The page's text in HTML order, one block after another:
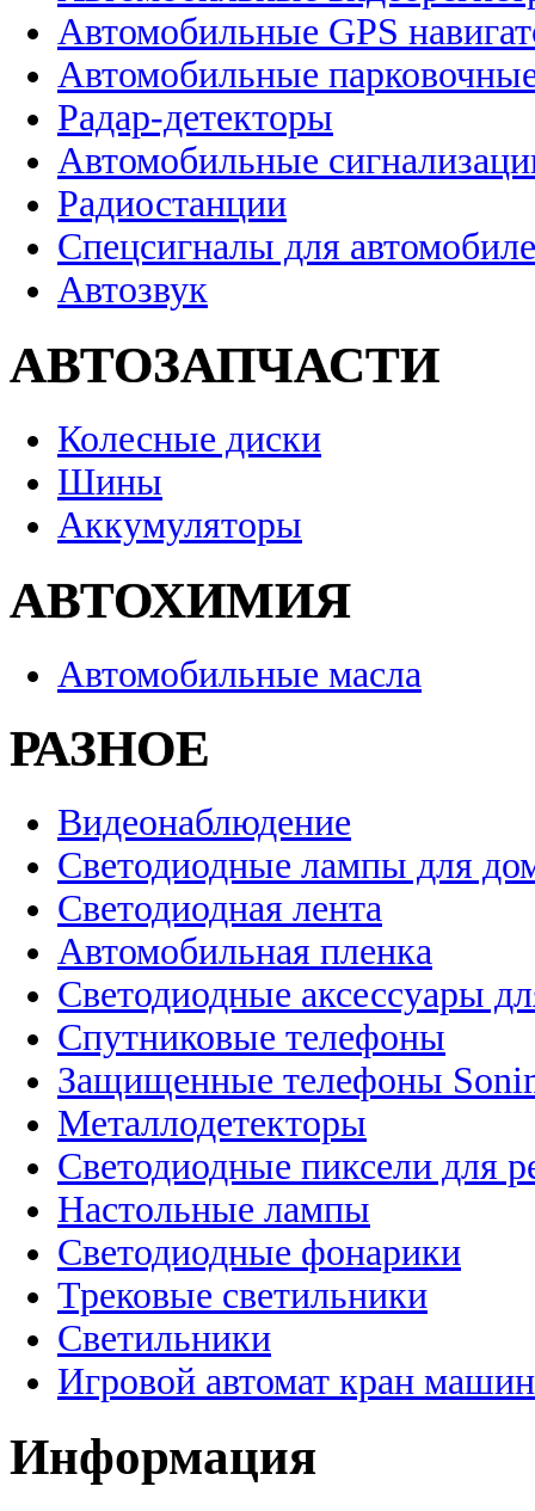
Автомобильные GPS
Автомобильные
Радар-детекторы
Автомобильные
Радиостанции
Спецсигналы для
Автозвук
АВТОЗАПЧАСТИ
Колесные диски
Шины
Аккумуляторы
АВТОХИМИЯ
Автомобильные масла
РАЗНОЕ
Видеонаблюдение
Светодиодные лампы для
Светодиодная лента
Автомобильная пленка
Светодиодные аксессуары
Спутниковые телефоны
Защищенные телефоны
Металлодетекторы
Светодиодные пиксели для
Настольные лампы
Светодиодные фонарики
Трековые светильники
Светильники
Игровой автомат кран
Информация